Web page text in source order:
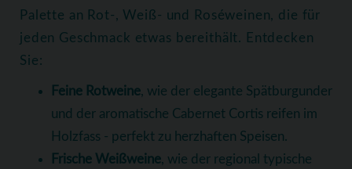
Palette an Rot-, Weiß- und Roséweinen, die für
jeden Geschmack etwas bereithält. Entdecken
Sie:
Feine Rotweine, wie der elegante Spätburgunder
und der aromatische Cabernet Cortis reifen im
Holzfass - perfekt zu herzhaften Speisen.
Frische Weißweine, wie der regional typische